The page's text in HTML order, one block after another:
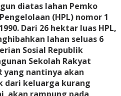
diatas lahan Pemko
(HPL) nomor 1
Dari 26 hektar luas HPL,
lahan seluas 6
Sosial Republik
Sekolah Rakyat
yang nantinya akan
dari keluarga kurang